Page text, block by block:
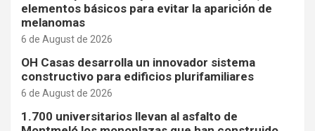
elementos básicos para evitar la aparición de
melanomas
6 de August de 2026
OH Casas desarrolla un innovador sistema
constructivo para edificios plurifamiliares
6 de August de 2026
1.700 universitarios llevan al asfalto de